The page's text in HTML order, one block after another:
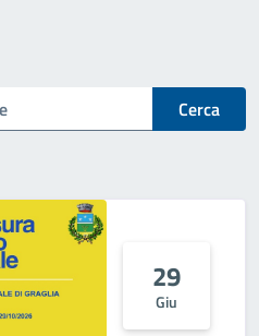
Cerca
29
Giu